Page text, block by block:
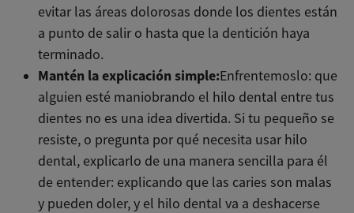
evitar las áreas dolorosas donde los dientes están
a punto de salir o hasta que la dentición haya
terminado.
Mantén la explicación simple:Enfrentemoslo: que
alguien esté maniobrando el hilo dental entre tus
dientes no es una idea divertida. Si tu pequeño se
resiste, o pregunta por qué necesita usar hilo
dental, explicarlo de una manera sencilla para él
de entender: explicando que las caries son malas
y pueden doler, y el hilo dental va a deshacerse